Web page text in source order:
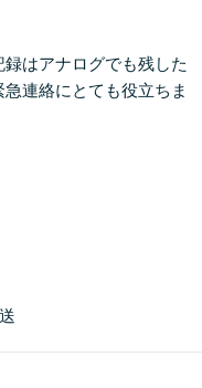
はアナログでも残した
連絡にとても役立ちま